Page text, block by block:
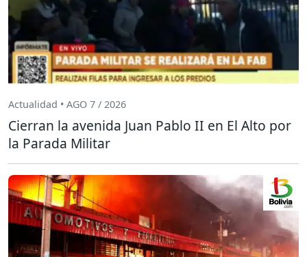
Actualidad • AGO 7 / 2026
Cierran la avenida Juan Pablo II en El Alto por
la Parada Militar